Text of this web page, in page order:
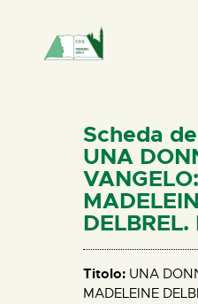
HOME
CHI SIAMO
NEWS
PERCORSI
BIBLIOTECA
ELISA
CONTATTI
Scheda
UNA
VANGELO:
DELBREL.
Titolo: UNA
MADELEINE